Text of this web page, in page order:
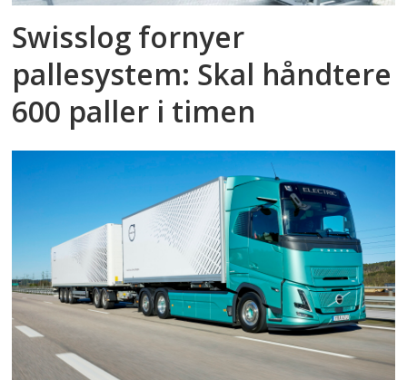
Swisslog fornyer
pallesystem: Skal håndtere
600 paller i timen